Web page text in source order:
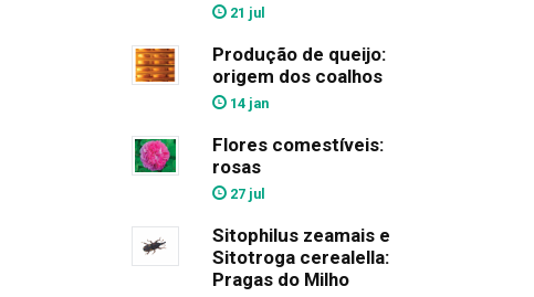
21 jul
Produção de queijo:
origem dos coalhos
14 jan
Flores comestíveis:
rosas
27 jul
Sitophilus zeamais e
Sitotroga cerealella:
Pragas do Milho